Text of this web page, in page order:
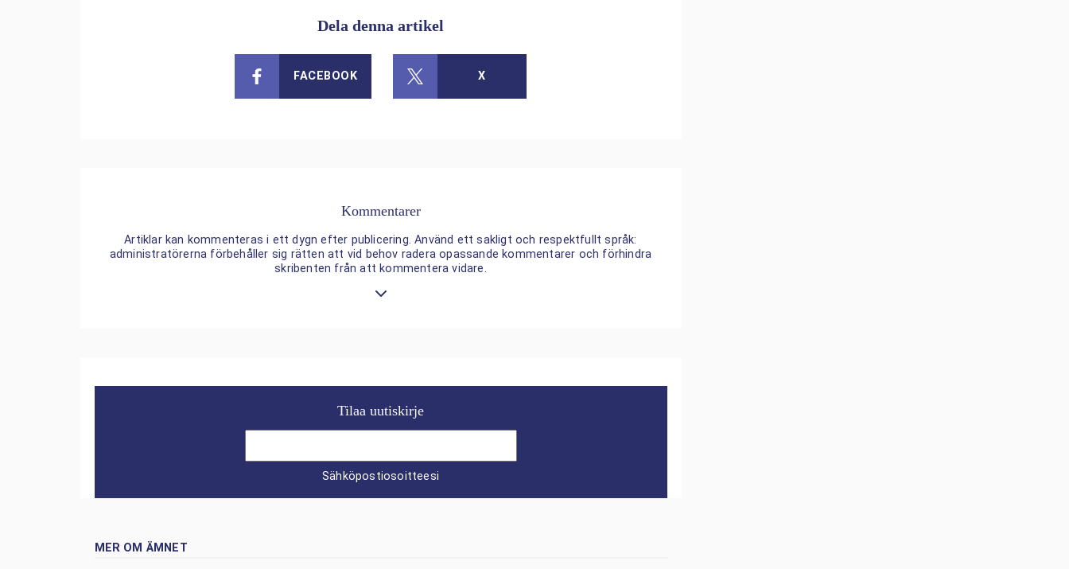
Dela denna artikel
FACEBOOK X
Kommentarer
Artiklar kan kommenteras i ett dygn efter publicering. Använd ett sakligt och respektfullt språk:
administratörerna förbehåller sig rätten att vid behov radera opassande kommentarer och förhindra
skribenten från att kommentera vidare.
Tilaa uutiskirje
Sähköpostiosoitteesi
MER OM ÄMNET